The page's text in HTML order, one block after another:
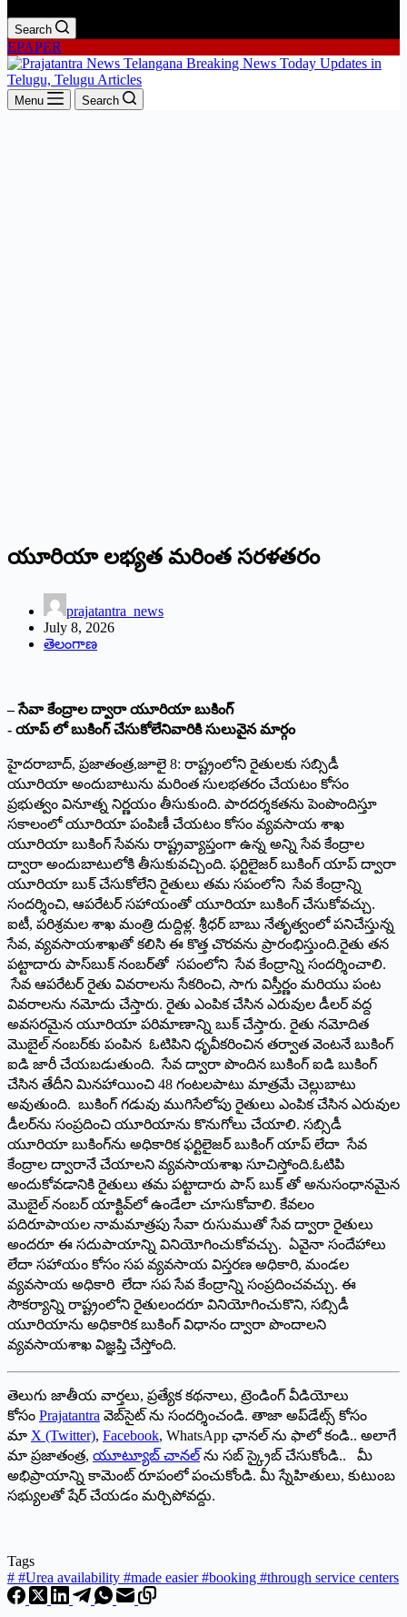
Search
EPAPER
Menu Search
యూరియా లభ్యత మరింత సరళతరం
prajatantra_news
July 8, 2026
తెలంగాణ
– సేవా కేంద్రాల ద్వారా యూరియా బుకింగ్‌
‌- యాప్‌ ‌లో బుకింగ్‌ ‌చేసుకోలేనివారికి సులువైన మార్గం
హైదరాబాద్‌,‌ ప్రజాతంత్ర,జూలై 8: రాష్ట్రంలోని రైతులకు సబ్సిడీ
యూరియా అందుబాటును మరింత సులభతరం చేయటం కోసం
ప్రభుత్వం వినూత్న నిర్ణయం తీసుకుంది. పారదర్శకతను పెంపొందిస్తూ
సకాలంలో యూరియా పంపిణీ చేయటం కోసం వ్యవసాయ శాఖ
యూరియా బుకింగ్‌ ‌సేవను రాష్ట్రవ్యాప్తంగా ఉన్న అన్ని సేవ కేంద్రాల
ద్వారా అందుబాటులోకి తీసుకువచ్చింది. ఫర్టిలైజర్‌ ‌బుకింగ్‌ ‌యాప్‌ ‌ద్వారా
యూరియా బుక్‌ ‌చేసుకోలేని రైతులు తమ సపంలోని సేవ కేంద్రాన్ని
సందర్శించి, ఆపరేటర్‌ ‌సహాయంతో యూరియా బుకింగ్‌ ‌చేసుకోవచ్చు.
ఐటీ, పరిశ్రమల శాఖ మంత్రి దుద్దిళ్ల. శ్రీధర్‌ ‌బాబు నేతృత్వంలో పనిచేస్తున్న
సేవ, వ్యవసాయశాఖతో కలిసి ఈ కొత్త చొరవను ప్రారంభిస్తుంది.రైతు తన
పట్టాదారు పాస్‌బుక్‌ ‌నంబర్‌తో సపంలోని సేవ కేంద్రాన్ని సందర్శించాలి.
సేవ ఆపరేటర్‌ ‌రైతు వివరాలను సేకరించి, సాగు విస్తీర్ణం మరియు పంట
వివరాలను నమోదు చేస్తారు. రైతు ఎంపిక చేసిన ఎరువుల డీలర్‌ ‌వద్ద
అవసరమైన యూరియా పరిమాణాన్ని బుక్‌ ‌చేస్తారు. రైతు నమోదిత
మొబైల్‌ ‌నంబర్‌కు పంపిన ఓటిపిని ధృవీకరించిన తర్వాత వెంటనే బుకింగ్‌
ఐడి జారీ చేయబడుతుంది. సేవ ద్వారా పొందిన బుకింగ్‌ ఐడి బుకింగ్‌
‌చేసిన తేదీని మినహాయించి 48 గంటలపాటు మాత్రమే చెల్లుబాటు
అవుతుంది. బుకింగ్‌ ‌గడువు ముగిసేలోపు రైతులు ఎంపిక చేసిన ఎరువుల
డీలర్‌ను సంప్రదించి యూరియాను కొనుగోలు చేయాలి. సబ్సిడీ
యూరియా బుకింగ్‌ను అధికారిక ఫర్టిలైజర్‌ ‌బుకింగ్‌ ‌యాప్‌ ‌లేదా సేవ
కేంద్రాల ద్వారానే చేయాలని వ్యవసాయశాఖ సూచిస్తోంది.ఓటిపి
అందుకోవడానికి రైతులు తమ పట్టాదారు పాస్‌ ‌బుక్‌ ‌తో అనుసంధానమైన
మొబైల్‌ ‌నంబర్‌ ‌యాక్టివ్‌లో ఉండేలా చూసుకోవాలి. కేవలం
పదిరూపాయల నామమాత్రపు సేవా రుసుముతో సేవ ద్వారా రైతులు
అందరూ ఈ సదుపాయాన్ని వినియోగించుకోవచ్చు. ఏవైనా సందేహాలు
లేదా సహాయం కోసం సప వ్యవసాయ విస్తరణ అధికారి, మండల
వ్యవసాయ అధికారి లేదా సప సేవ కేంద్రాన్ని సంప్రదించవచ్చు. ఈ
సౌకర్యాన్ని రాష్ట్రంలోని రైతులందరూ వినియోగించుకొని, సబ్సిడీ
యూరియాను అధికారిక బుకింగ్‌ ‌విధానం ద్వారా పొందాలని
వ్యవసాయశాఖ విజ్ఞప్తి చేస్తోంది.
తెలుగు జాతీయ వార్తలు, ప్రత్యేక కథనాలు, ట్రెండింగ్ వీడియోలు
కోసం Prajatantra వెబ్‌సైట్ ను సందర్శించండి. తాజా అప్‌డేట్స్ కోసం
మా X (Twitter), Facebook, WhatsApp ఛానల్ ను ఫాలో కండి.. అలాగే
మా ప్రజాతంత్ర, యూట్యూబ్ చానల్ ను సబ్ స్క్రైబ్ చేసుకోండి.. మీ
అభిప్రాయాన్ని కామెంట్ రూపంలో పంచుకోండి. మీ స్నేహితులు, కుటుంబ
సభ్యులతో షేర్ చేయడం మర్చిపోవద్దు.
Tags
# #Urea availability #made easier #booking #through service centers